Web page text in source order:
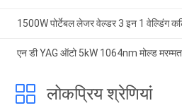
1500W पोर्टेबल लेजर वेल्डर 3 इन 1 वेल्डिंग
एन डी YAG ऑटो 5kW 1064nm मोल्ड
लोकप्रिय श्रेणियां